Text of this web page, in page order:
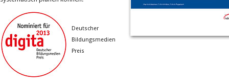
Deutscher
Bildungsmedien
Preis